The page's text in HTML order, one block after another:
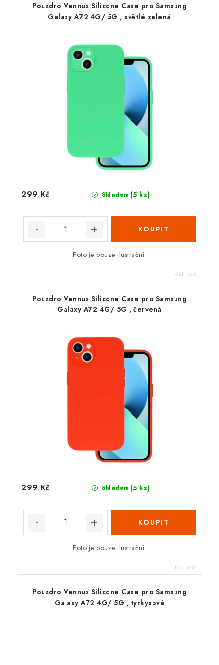
Pouzdro Vennus Silicone Case pro Samsung
Galaxy A72 4G/ 5G , světlé zelená
Skladem (5 ks)
299 Kč
Foto je pouze ilustrační.
Kód: 6378
Pouzdro Vennus Silicone Case pro Samsung
Galaxy A72 4G/ 5G , červená
Skladem (5 ks)
299 Kč
Foto je pouze ilustrační.
Kód: 6381
Pouzdro Vennus Silicone Case pro Samsung
Galaxy A72 4G/ 5G , tyrkysová